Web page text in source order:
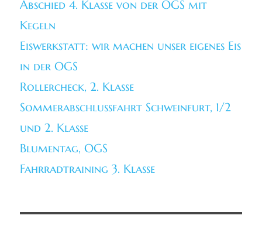
Abschied 4. Klasse von der OGS mit
Kegeln
Eiswerkstatt: wir machen unser eigenes Eis
in der OGS
Rollercheck, 2. Klasse
Sommerabschlussfahrt Schweinfurt, 1/2
und 2. Klasse
Blumentag, OGS
Fahrradtraining 3. Klasse